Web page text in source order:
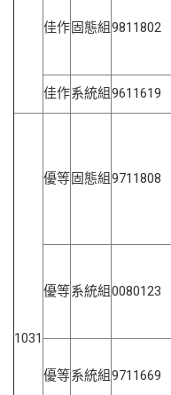
佳作 固態組9811802
佳作系統組9611619
1031
優等 固態組9711808
優等系統組0080123
優等系統組9711669